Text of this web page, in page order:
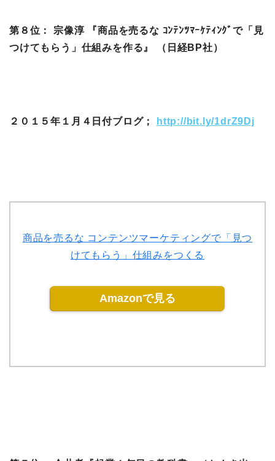
第８位： 宗像淳 『商品を売るな ｺﾝﾃﾝﾂﾏｰｹﾃｨﾝｸﾞで「見
つけてもらう」仕組みを作る』 （日経BP社）
２０１５年１月４日付ブログ； http://bit.ly/1drZ9Dj
商品を売るな コンテンツマーケティングで「見つ
けてもらう」仕組みをつくる
Amazonで見る